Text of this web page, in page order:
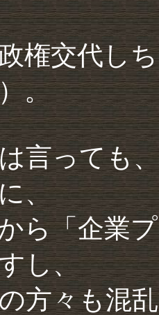
権交代し
。
言っても
、
ら「企業
し、
方々も混